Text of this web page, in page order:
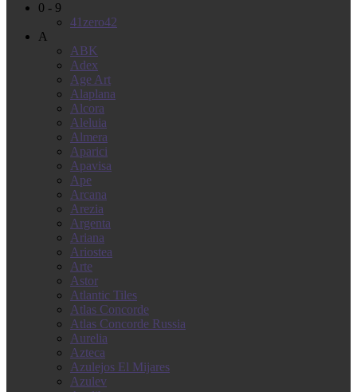
0 - 9
41zero42
A
ABK
Adex
Age Art
Alaplana
Alcora
Aleluia
Almera
Aparici
Apavisa
Ape
Arcana
Arezia
Argenta
Ariana
Ariostea
Arte
Astor
Atlantic Tiles
Atlas Concorde
Atlas Concorde Russia
Aurelia
Azteca
Azulejos El Mijares
Azulev